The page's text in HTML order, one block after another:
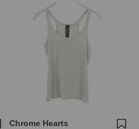
Chrome Hearts